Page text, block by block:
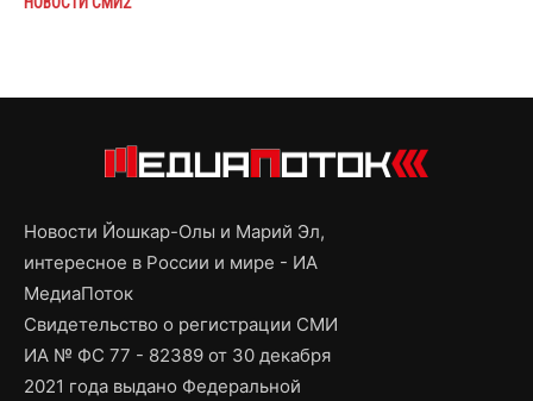
Новости Йошкар-Олы и Марий Эл,
интересное в России и мире - ИА
МедиаПоток
Свидетельство о регистрации СМИ
ИА № ФС 77 - 82389 от 30 декабря
2021 года выдано Федеральной